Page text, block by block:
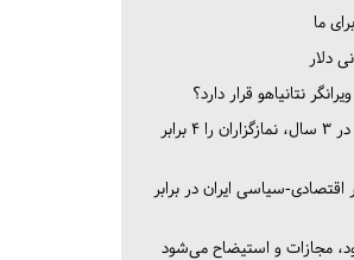
ما
دلار
نتانیاهو قرار دارد؟
امام جماعت این مسجد در ۳ سال، نمازگزاران را ۴ برابر
اقتصادی-سیاسی ایران در برابر
مجازات و استیضاح می‌شود